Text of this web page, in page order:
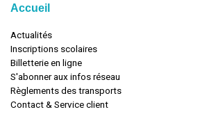
Accueil
Actualités
Inscriptions scolaires
Billetterie en ligne
S'abonner aux infos réseau
Règlements des transports
Contact & Service client